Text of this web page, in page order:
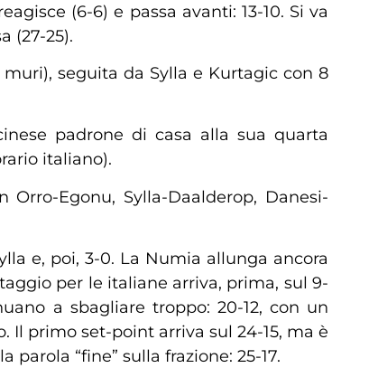
(6-6) e passa avanti: 13-10. Si va
(27-25).
seguita da Sylla e Kurtagic con 8
padrone di casa alla sua quarta
italiano).
Egonu, Sylla-Daalderop, Danesi-
e, poi, 3-0. La Numia allunga ancora
per le italiane arriva, prima, sul 9-
a sbagliare troppo: 20-12, con un
Il primo set-point arriva sul 24-15, ma è
“fine” sulla frazione: 25-17.